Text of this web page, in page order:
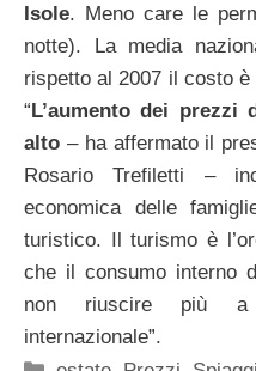
Isole. Meno care le
notte). La media
rispetto al 2007 il costo
“L’aumento dei
alto – ha affermato il
Rosario Trefiletti –
economica delle
turistico. Il turismo è
che il consumo interno
non riuscire più a
internazionale”.
Categorie